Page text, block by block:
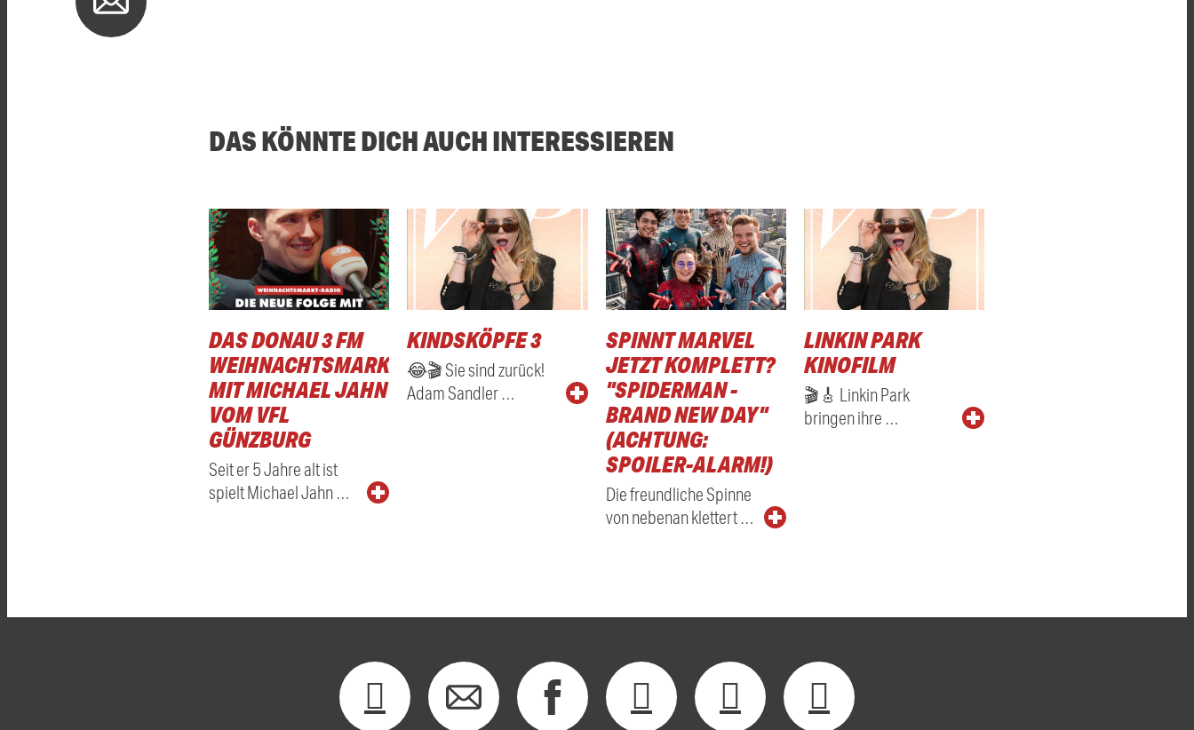
DAS KÖNNTE DICH AUCH INTERESSIEREN
DAS DONAU 3 FM
WEIHNACHTSMARKTRADIO
MIT MICHAEL JAHN
VOM VFL
GÜNZBURG
Seit er 5 Jahre alt ist
spielt Michael Jahn …
KINDSKÖPFE 3
😂🎬 Sie sind zurück!
Adam Sandler …
SPINNT MARVEL
JETZT KOMPLETT?
"SPIDERMAN -
BRAND NEW DAY"
(ACHTUNG:
SPOILER-ALARM!)
Die freundliche Spinne
von nebenan klettert …
LINKIN PARK
KINOFILM
🎬🎸 Linkin Park
bringen ihre …